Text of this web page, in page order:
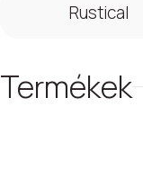
Rustical
Termékek